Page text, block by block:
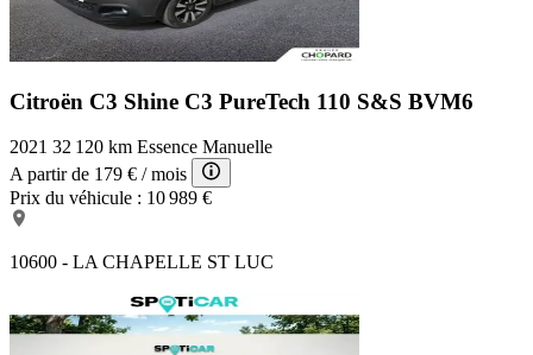
Citroën C3 Shine C3 PureTech 110 S&S BVM6
2021 32 120 km Essence Manuelle
A partir de 179 € / mois
Prix du véhicule : 10 989 €
10600 - LA CHAPELLE ST LUC